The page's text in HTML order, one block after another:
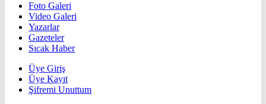
Foto Galeri
Video Galeri
Yazarlar
Gazeteler
Sıcak Haber
Üye Giriş
Üye Kayıt
Şifremi Unuttum